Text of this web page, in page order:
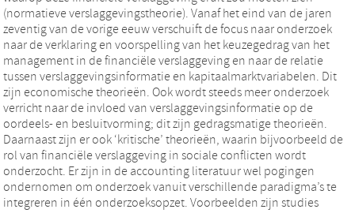
(normatieve verslaggevingstheorie). Vanaf het eind van de jaren
zeventig van de vorige eeuw verschuift de focus naar onderzoek
naar de verklaring en voorspelling van het keuzegedrag van het
management in de financiële verslaggeving en naar de relatie
tussen verslaggevingsinformatie en kapitaalmarktvariabelen. Dit
zijn economische theorieën. Ook wordt steeds meer onderzoek
verricht naar de invloed van verslaggevingsinformatie op de
oordeels- en besluitvorming; dit zijn gedragsmatige theorieën.
Daarnaast zijn er ook ‘kritische’ theorieën, waarin bijvoorbeeld de
rol van financiële verslaggeving in sociale conflicten wordt
onderzocht. Er zijn in de accounting literatuur wel pogingen
ondernomen om onderzoek vanuit verschillende paradigma’s te
integreren in één onderzoeksopzet. Voorbeelden zijn studies